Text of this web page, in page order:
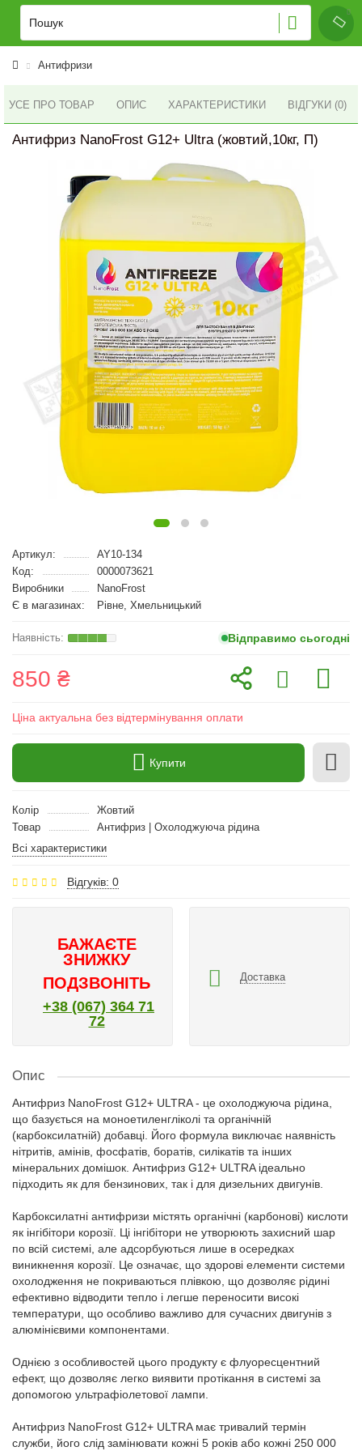
Антифризи
УСЕ ПРО ТОВАР ОПИС ХАРАКТЕРИСТИКИ ВІДГУКИ (0)
Антифриз NanoFrost G12+ Ultra (жовтий,10кг, П)
Артикул:
AY10-134
Код:
0000073621
Виробники
NanoFrost
Є в магазинах:
Рівне, Хмельницький
Відправимо сьогодні
850 ₴
Ціна актуальна без відтермінування оплати
Купити
Колір
Жовтий
Товар
Антифриз | Охолоджуюча рідина
Всі характеристики
Відгуків: 0
БАЖАЄТЕ
ЗНИЖКУ
ПОДЗВОНІТЬ
+38 (067) 364 71
72
Доставка
Опис
Антифриз NanoFrost G12+ ULTRA - це охолоджуюча рідина,
що базується на моноетиленгліколі та органічній
(карбоксилатній) добавці. Його формула виключає наявність
нітритів, амінів, фосфатів, боратів, силікатів та інших
мінеральних домішок. Антифриз G12+ ULTRA ідеально
підходить як для бензинових, так і для дизельних двигунів.
Карбоксилатні антифризи містять органічні (карбонові) кислоти
як інгібітори корозії. Ці інгібітори не утворюють захисний шар
по всій системі, але адсорбуються лише в осередках
виникнення корозії. Це означає, що здорові елементи системи
охолодження не покриваються плівкою, що дозволяє рідині
ефективно відводити тепло і легше переносити високі
температури, що особливо важливо для сучасних двигунів з
алюмінієвими компонентами.
Однією з особливостей цього продукту є флуоресцентний
ефект, що дозволяє легко виявити протікання в системі за
допомогою ультрафіолетової лампи.
Антифриз NanoFrost G12+ ULTRA має тривалий термін
служби, його слід замінювати кожні 5 років або кожні 250 000